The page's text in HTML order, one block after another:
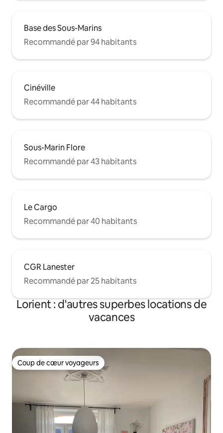
Base des Sous-Marins
Recommandé par 94 habitants
Cinéville
Recommandé par 44 habitants
Sous-Marin Flore
Recommandé par 43 habitants
Le Cargo
Recommandé par 40 habitants
CGR Lanester
Recommandé par 25 habitants
Lorient : d'autres superbes locations de
vacances
Coup de cœur voyageurs
Coup de cœur voyageurs